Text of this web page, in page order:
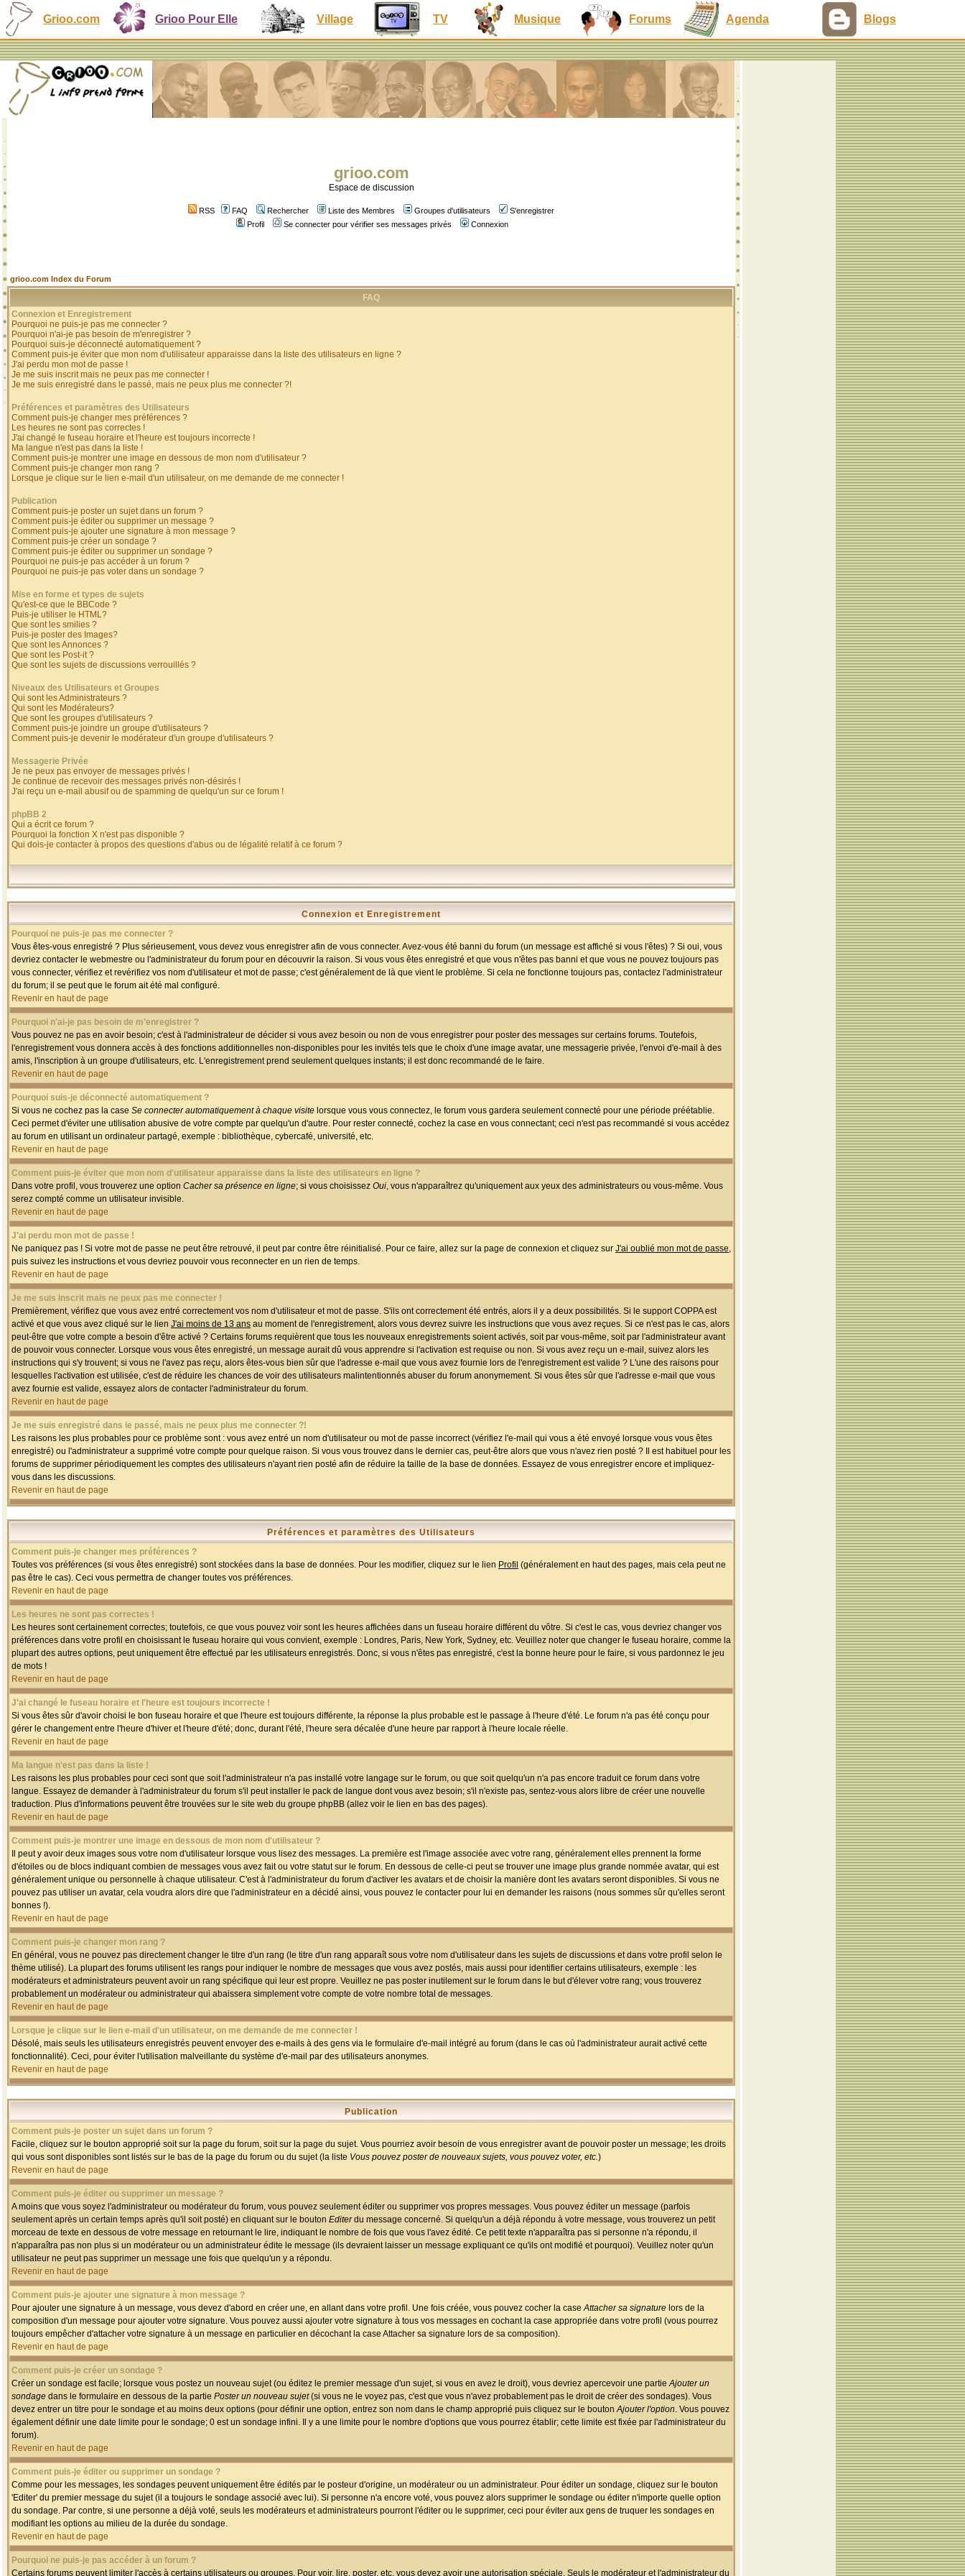
Grioo.com Grioo Pour Elle Village TV Musique Forums Agenda Blogs
grioo.com
Espace de discussion
RSS FAQ Rechercher Liste des Membres Groupes d'utilisateurs
S'enregistrer
Profil
Se connecter pour vérifier ses messages privés Connexion
grioo.com Index du Forum
FAQ
Connexion et Enregistrement
Pourquoi ne puis-je pas me connecter ?
Pourquoi n'ai-je pas besoin de m'enregistrer ?
Pourquoi suis-je déconnecté automatiquement ?
Comment puis-je éviter que mon nom d'utilisateur apparaisse dans la liste des utilisateurs en ligne ?
J'ai perdu mon mot de passe !
Je me suis inscrit mais ne peux pas me connecter !
Je me suis enregistré dans le passé, mais ne peux plus me connecter ?!
Préférences et paramètres des Utilisateurs
Comment puis-je changer mes préférences ?
Les heures ne sont pas correctes !
J'ai changé le fuseau horaire et l'heure est toujours incorrecte !
Ma langue n'est pas dans la liste !
Comment puis-je montrer une image en dessous de mon nom d'utilisateur ?
Comment puis-je changer mon rang ?
Lorsque je clique sur le lien e-mail d'un utilisateur, on me demande de me connecter !
Publication
Comment puis-je poster un sujet dans un forum ?
Comment puis-je éditer ou supprimer un message ?
Comment puis-je ajouter une signature à mon message ?
Comment puis-je créer un sondage ?
Comment puis-je éditer ou supprimer un sondage ?
Pourquoi ne puis-je pas accéder à un forum ?
Pourquoi ne puis-je pas voter dans un sondage ?
Mise en forme et types de sujets
Qu'est-ce que le BBCode ?
Puis-je utiliser le HTML?
Que sont les smilies ?
Puis-je poster des Images?
Que sont les Annonces ?
Que sont les Post-it ?
Que sont les sujets de discussions verrouillés ?
Niveaux des Utilisateurs et Groupes
Qui sont les Administrateurs ?
Qui sont les Modérateurs?
Que sont les groupes d'utilisateurs ?
Comment puis-je joindre un groupe d'utilisateurs ?
Comment puis-je devenir le modérateur d'un groupe d'utilisateurs ?
Messagerie Privée
Je ne peux pas envoyer de messages privés !
Je continue de recevoir des messages privés non-désirés !
J'ai reçu un e-mail abusif ou de spamming de quelqu'un sur ce forum !
phpBB 2
Qui a écrit ce forum ?
Pourquoi la fonction X n'est pas disponible ?
Qui dois-je contacter à propos des questions d'abus ou de légalité relatif à ce forum ?
Connexion et Enregistrement
Pourquoi ne puis-je pas me connecter ?
Vous êtes-vous enregistré ? Plus sérieusement, vous devez vous enregistrer afin de vous connecter. Avez-vous été banni du forum (un message est affiché si vous l'êtes) ? Si oui, vous
devriez contacter le webmestre ou l'administrateur du forum pour en découvrir la raison. Si vous vous êtes enregistré et que vous n'êtes pas banni et que vous ne pouvez toujours pas
vous connecter, vérifiez et revérifiez vos nom d'utilisateur et mot de passe; c'est généralement de là que vient le problème. Si cela ne fonctionne toujours pas, contactez l'administrateur
du forum; il se peut que le forum ait été mal configuré.
Revenir en haut de page
Pourquoi n'ai-je pas besoin de m'enregistrer ?
Vous pouvez ne pas en avoir besoin; c'est à l'administrateur de décider si vous avez besoin ou non de vous enregistrer pour poster des messages sur certains forums. Toutefois,
l'enregistrement vous donnera accès à des fonctions additionnelles non-disponibles pour les invités tels que le choix d'une image avatar, une messagerie privée, l'envoi d'e-mail à des
amis, l'inscription à un groupe d'utilisateurs, etc. L'enregistrement prend seulement quelques instants; il est donc recommandé de le faire.
Revenir en haut de page
Pourquoi suis-je déconnecté automatiquement ?
Si vous ne cochez pas la case Se connecter automatiquement à chaque visite lorsque vous vous connectez, le forum vous gardera seulement connecté pour une période préétablie.
Ceci permet d'éviter une utilisation abusive de votre compte par quelqu'un d'autre. Pour rester connecté, cochez la case en vous connectant; ceci n'est pas recommandé si vous accédez
au forum en utilisant un ordinateur partagé, exemple : bibliothèque, cybercafé, université, etc.
Revenir en haut de page
Comment puis-je éviter que mon nom d'utilisateur apparaisse dans la liste des utilisateurs en ligne ?
Dans votre profil, vous trouverez une option Cacher sa présence en ligne; si vous choisissez Oui, vous n'apparaîtrez qu'uniquement aux yeux des administrateurs ou vous-même. Vous
serez compté comme un utilisateur invisible.
Revenir en haut de page
J'ai perdu mon mot de passe !
Ne paniquez pas ! Si votre mot de passe ne peut être retrouvé, il peut par contre être réinitialisé. Pour ce faire, allez sur la page de connexion et cliquez sur J'ai oublié mon mot de passe,
puis suivez les instructions et vous devriez pouvoir vous reconnecter en un rien de temps.
Revenir en haut de page
Je me suis inscrit mais ne peux pas me connecter !
Premièrement, vérifiez que vous avez entré correctement vos nom d'utilisateur et mot de passe. S'ils ont correctement été entrés, alors il y a deux possibilités. Si le support COPPA est
activé et que vous avez cliqué sur le lien J'ai moins de 13 ans au moment de l'enregistrement, alors vous devrez suivre les instructions que vous avez reçues. Si ce n'est pas le cas, alors
peut-être que votre compte a besoin d'être activé ? Certains forums requièrent que tous les nouveaux enregistrements soient activés, soit par vous-même, soit par l'administrateur avant
de pouvoir vous connecter. Lorsque vous vous êtes enregistré, un message aurait dû vous apprendre si l'activation est requise ou non. Si vous avez reçu un e-mail, suivez alors les
instructions qui s'y trouvent; si vous ne l'avez pas reçu, alors êtes-vous bien sûr que l'adresse e-mail que vous avez fournie lors de l'enregistrement est valide ? L'une des raisons pour
lesquelles l'activation est utilisée, c'est de réduire les chances de voir des utilisateurs malintentionnés abuser du forum anonymement. Si vous êtes sûr que l'adresse e-mail que vous
avez fournie est valide, essayez alors de contacter l'administrateur du forum.
Revenir en haut de page
Je me suis enregistré dans le passé, mais ne peux plus me connecter ?!
Les raisons les plus probables pour ce problème sont : vous avez entré un nom d'utilisateur ou mot de passe incorrect (vérifiez l'e-mail qui vous a été envoyé lorsque vous vous êtes
enregistré) ou l'administrateur a supprimé votre compte pour quelque raison. Si vous vous trouvez dans le dernier cas, peut-être alors que vous n'avez rien posté ? Il est habituel pour les
forums de supprimer périodiquement les comptes des utilisateurs n'ayant rien posté afin de réduire la taille de la base de données. Essayez de vous enregistrer encore et impliquez-
vous dans les discussions.
Revenir en haut de page
Préférences et paramètres des Utilisateurs
Comment puis-je changer mes préférences ?
Toutes vos préférences (si vous êtes enregistré) sont stockées dans la base de données. Pour les modifier, cliquez sur le lien Profil (généralement en haut des pages, mais cela peut ne
pas être le cas). Ceci vous permettra de changer toutes vos préférences.
Revenir en haut de page
Les heures ne sont pas correctes !
Les heures sont certainement correctes; toutefois, ce que vous pouvez voir sont les heures affichées dans un fuseau horaire différent du vôtre. Si c'est le cas, vous devriez changer vos
préférences dans votre profil en choisissant le fuseau horaire qui vous convient, exemple : Londres, Paris, New York, Sydney, etc. Veuillez noter que changer le fuseau horaire, comme la
plupart des autres options, peut uniquement être effectué par les utilisateurs enregistrés. Donc, si vous n'êtes pas enregistré, c'est la bonne heure pour le faire, si vous pardonnez le jeu
de mots !
Revenir en haut de page
J'ai changé le fuseau horaire et l'heure est toujours incorrecte !
Si vous êtes sûr d'avoir choisi le bon fuseau horaire et que l'heure est toujours différente, la réponse la plus probable est le passage à l'heure d'été. Le forum n'a pas été conçu pour
gérer le changement entre l'heure d'hiver et l'heure d'été; donc, durant l'été, l'heure sera décalée d'une heure par rapport à l'heure locale réelle.
Revenir en haut de page
Ma langue n'est pas dans la liste !
Les raisons les plus probables pour ceci sont que soit l'administrateur n'a pas installé votre langage sur le forum, ou que soit quelqu'un n'a pas encore traduit ce forum dans votre
langue. Essayez de demander à l'administrateur du forum s'il peut installer le pack de langue dont vous avez besoin; s'il n'existe pas, sentez-vous alors libre de créer une nouvelle
traduction. Plus d'informations peuvent être trouvées sur le site web du groupe phpBB (allez voir le lien en bas des pages).
Revenir en haut de page
Comment puis-je montrer une image en dessous de mon nom d'utilisateur ?
Il peut y avoir deux images sous votre nom d'utilisateur lorsque vous lisez des messages. La première est l'image associée avec votre rang, généralement elles prennent la forme
d'étoiles ou de blocs indiquant combien de messages vous avez fait ou votre statut sur le forum. En dessous de celle-ci peut se trouver une image plus grande nommée avatar, qui est
généralement unique ou personnelle à chaque utilisateur. C'est à l'administrateur du forum d'activer les avatars et de choisir la manière dont les avatars seront disponibles. Si vous ne
pouvez pas utiliser un avatar, cela voudra alors dire que l'administrateur en a décidé ainsi, vous pouvez le contacter pour lui en demander les raisons (nous sommes sûr qu'elles seront
bonnes !).
Revenir en haut de page
Comment puis-je changer mon rang ?
En général, vous ne pouvez pas directement changer le titre d'un rang (le titre d'un rang apparaît sous votre nom d'utilisateur dans les sujets de discussions et dans votre profil selon le
thème utilisé). La plupart des forums utilisent les rangs pour indiquer le nombre de messages que vous avez postés, mais aussi pour identifier certains utilisateurs, exemple : les
modérateurs et administrateurs peuvent avoir un rang spécifique qui leur est propre. Veuillez ne pas poster inutilement sur le forum dans le but d'élever votre rang; vous trouverez
probablement un modérateur ou administrateur qui abaissera simplement votre compte de votre nombre total de messages.
Revenir en haut de page
Lorsque je clique sur le lien e-mail d'un utilisateur, on me demande de me connecter !
Désolé, mais seuls les utilisateurs enregistrés peuvent envoyer des e-mails à des gens via le formulaire d'e-mail intégré au forum (dans le cas où l'administrateur aurait activé cette
fonctionnalité). Ceci, pour éviter l'utilisation malveillante du système d'e-mail par des utilisateurs anonymes.
Revenir en haut de page
Publication
Comment puis-je poster un sujet dans un forum ?
Facile, cliquez sur le bouton approprié soit sur la page du forum, soit sur la page du sujet. Vous pourriez avoir besoin de vous enregistrer avant de pouvoir poster un message; les droits
qui vous sont disponibles sont listés sur le bas de la page du forum ou du sujet (la liste Vous pouvez poster de nouveaux sujets, vous pouvez voter, etc.)
Revenir en haut de page
Comment puis-je éditer ou supprimer un message ?
A moins que vous soyez l'administrateur ou modérateur du forum, vous pouvez seulement éditer ou supprimer vos propres messages. Vous pouvez éditer un message (parfois
seulement après un certain temps après qu'il soit posté) en cliquant sur le bouton Editerdu message concerné. Si quelqu'un a déjà répondu à votre message, vous trouverez un petit
morceau de texte en dessous de votre message en retournant le lire, indiquant le nombre de fois que vous l'avez édité. Ce petit texte n'apparaîtra pas si personne n'a répondu, il
n'apparaîtra pas non plus si un modérateur ou un administrateur édite le message (ils devraient laisser un message expliquant ce qu'ils ont modifié et pourquoi). Veuillez noter qu'un
utilisateur ne peut pas supprimer un message une fois que quelqu'un y a répondu.
Revenir en haut de page
Comment puis-je ajouter une signature à mon message ?
Pour ajouter une signature à un message, vous devez d'abord en créer une, en allant dans votre profil. Une fois créée, vous pouvez cocher la caseAttacher sa signature lors de la
composition d'un message pour ajouter votre signature. Vous pouvez aussi ajouter votre signature à tous vos messages en cochant la case appropriée dans votre profil (vous pourrez
toujours empêcher d'attacher votre signature à un message en particulier en décochant la case Attacher sa signature lors de sa composition).
Revenir en haut de page
Comment puis-je créer un sondage ?
Créer un sondage est facile; lorsque vous postez un nouveau sujet (ou éditez le premier message d'un sujet, si vous en avez le droit), vous devriez apercevoir une partieAjouter un
sondage dans le formulaire en dessous de la partie Poster un nouveau sujet(si vous ne le voyez pas, c'est que vous n'avez probablement pas le droit de créer des sondages). Vous
devez entrer un titre pour le sondage et au moins deux options (pour définir une option, entrez son nom dans le champ approprié puis cliquez sur le boutonAjouter l'option. Vous pouvez
également définir une date limite pour le sondage; 0 est un sondage infini. Il y a une limite pour le nombre d'options que vous pourrez établir; cette limite est fixée par l'administrateur du
forum).
Revenir en haut de page
Comment puis-je éditer ou supprimer un sondage ?
Comme pour les messages, les sondages peuvent uniquement être édités par le posteur d'origine, un modérateur ou un administrateur. Pour éditer un sondage, cliquez sur le bouton
'Editer' du premier message du sujet (il a toujours le sondage associé avec lui). Si personne n'a encore voté, vous pouvez alors supprimer le sondage ou éditer n'importe quelle option
du sondage. Par contre, si une personne a déjà voté, seuls les modérateurs et administrateurs pourront l'éditer ou le supprimer, ceci pour éviter aux gens de truquer les sondages en
modifiant les options au milieu de la durée du sondage.
Revenir en haut de page
Pourquoi ne puis-je pas accéder à un forum ?
Certains forums peuvent limiter l'accès à certains utilisateurs ou groupes. Pour voir, lire, poster, etc. vous devez avoir une autorisation spéciale. Seuls le modérateur et l'administrateur du